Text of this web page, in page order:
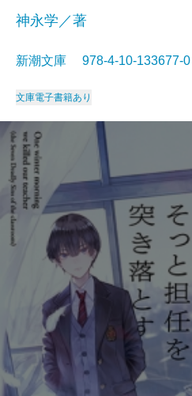
神永学／著
新潮文庫 978-4-10-
文庫電子書籍あり